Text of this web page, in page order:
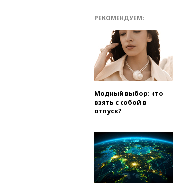
РЕКОМЕНДУЕМ:
Модный выбор: что
взять с собой в
отпуск?